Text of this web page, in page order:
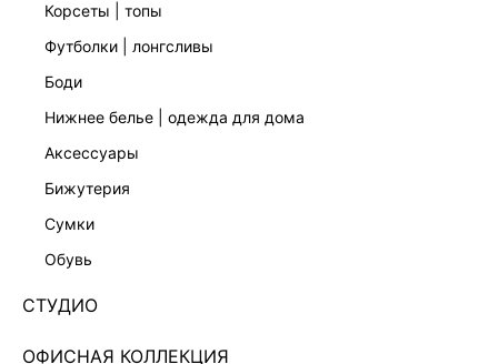
корсеты | топы
футболки | лонгсливы
боди
нижнее белье | одежда для дома
аксессуары
бижутерия
сумки
обувь
СТУДИО
ОФИСНАЯ КОЛЛЕКЦИЯ
2 999 ₽
ЦВЕТ:КРАСНЫЙ